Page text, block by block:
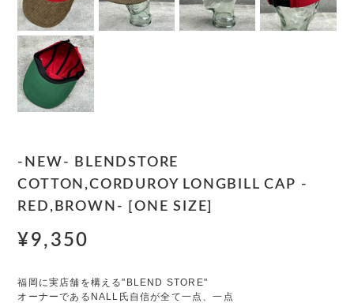
-NEW- BLENDSTORE
COTTON,CORDUROY LONGBILL CAP -
RED,BROWN- [ONE SIZE]
¥9,350
福岡に実店舗を構える"BLEND STORE"
オーナーであるNALL氏自信が全て一点、一点